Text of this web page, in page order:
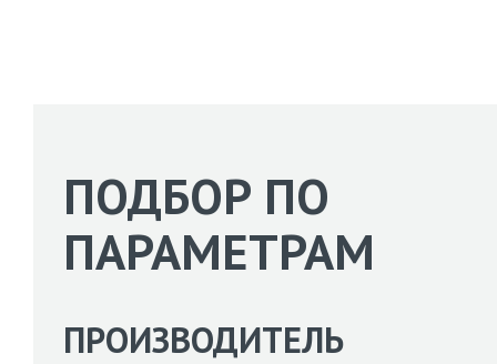
ПОДБОР ПО
ПАРАМЕТРАМ
ПРОИЗВОДИТЕЛЬ